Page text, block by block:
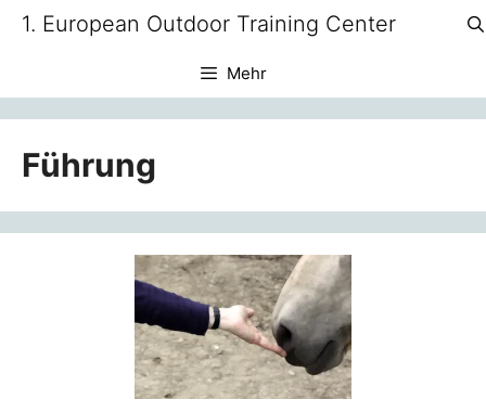
Zum1. European Outdoor Training Center
Mehr
Führung